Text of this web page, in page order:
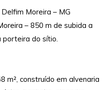
Moreira – MG
– 850 m de subida a
porteira do sítio.
m², construído em alvenaria